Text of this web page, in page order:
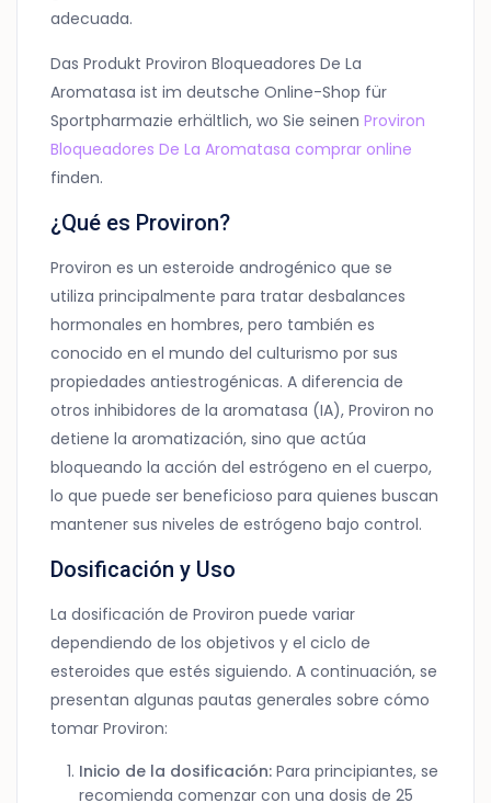
adecuada.
Das Produkt Proviron Bloqueadores De La
Aromatasa ist im deutsche Online-Shop für
Sportpharmazie erhältlich, wo Sie seinenProviron
Bloqueadores De La Aromatasa comprar online
finden.
¿Qué es Proviron?
Proviron es un esteroide androgénico que se
utiliza principalmente para tratar desbalances
hormonales en hombres, pero también es
conocido en el mundo del culturismo por sus
propiedades antiestrogénicas. A diferencia de
otros inhibidores de la aromatasa (IA), Proviron no
detiene la aromatización, sino que actúa
bloqueando la acción del estrógeno en el cuerpo,
lo que puede ser beneficioso para quienes buscan
mantener sus niveles de estrógeno bajo control.
Dosificación y Uso
La dosificación de Proviron puede variar
dependiendo de los objetivos y el ciclo de
esteroides que estés siguiendo. A continuación, se
presentan algunas pautas generales sobre cómo
tomar Proviron:
Inicio de la dosificación: Para principiantes, se
recomienda comenzar con una dosis de 25